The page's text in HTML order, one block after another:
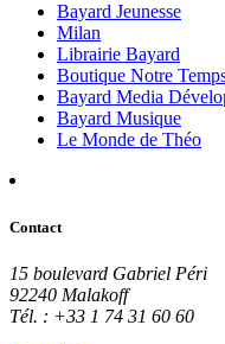
Bayard Jeunesse
Milan
Librairie Bayard
Boutique Notre
Bayard Media
Bayard Musique
Le Monde de Théo
Contact
15 boulevard Gabriel Péri
92240 Malakoff
Tél. : +33 1 74 31 60 60